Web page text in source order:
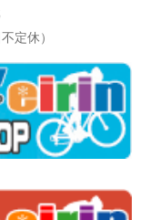
定休）